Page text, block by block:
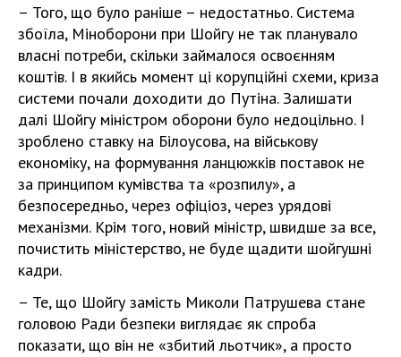
– Того, що було раніше – недостатньо. Система
збоїла, Міноборони при Шойгу не так планувало
власні потреби, скільки займалося освоєнням
коштів. І в якийсь момент ці корупційні схеми, криза
системи почали доходити до Путіна. Залишати
далі Шойгу міністром оборони було недоцільно. І
зроблено ставку на Білоусова, на військову
економіку, на формування ланцюжків поставок не
за принципом кумівства та «розпилу», а
безпосередньо, через офіціоз, через урядові
механізми. Крім того, новий міністр, швидше за все,
почистить міністерство, не буде щадити шойгушні
кадри.
– Те, що Шойгу замість Миколи Патрушева стане
головою Ради безпеки виглядає як спроба
показати, що він не «збитий льотчик», а просто